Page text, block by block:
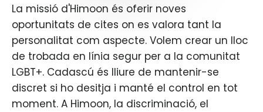
La missió d'Himoon és oferir noves
oportunitats de cites on es valora tant la
personalitat com aspecte. Volem crear un lloc
de trobada en línia segur per a la comunitat
LGBT+. Cadascú és lliure de mantenir-se
discret si ho desitja i manté el control en tot
moment. A Himoon, la discriminació, el